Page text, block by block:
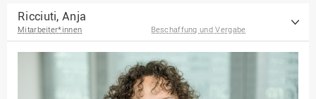
EU-Büro
Fakultät
Agrarwissenschaften und
Ricciuti, Anja
Mitarbeiter*innen Beschaffung und Vergabe